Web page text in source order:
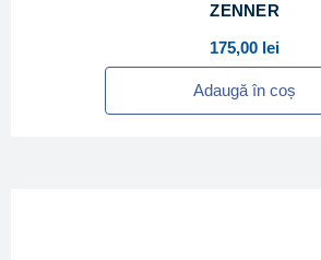
ZENNER
175,00 lei
Adaugă în coș